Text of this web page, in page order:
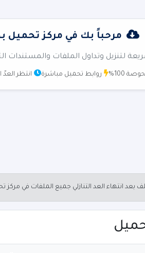
مرحباً بك في مركز تحميل
لتنزيل وتداول الملفات والمستندات
100% روابط تحميل مباشرة انتظر
بعد انتهاء العد التنازلي جميع الملفات في